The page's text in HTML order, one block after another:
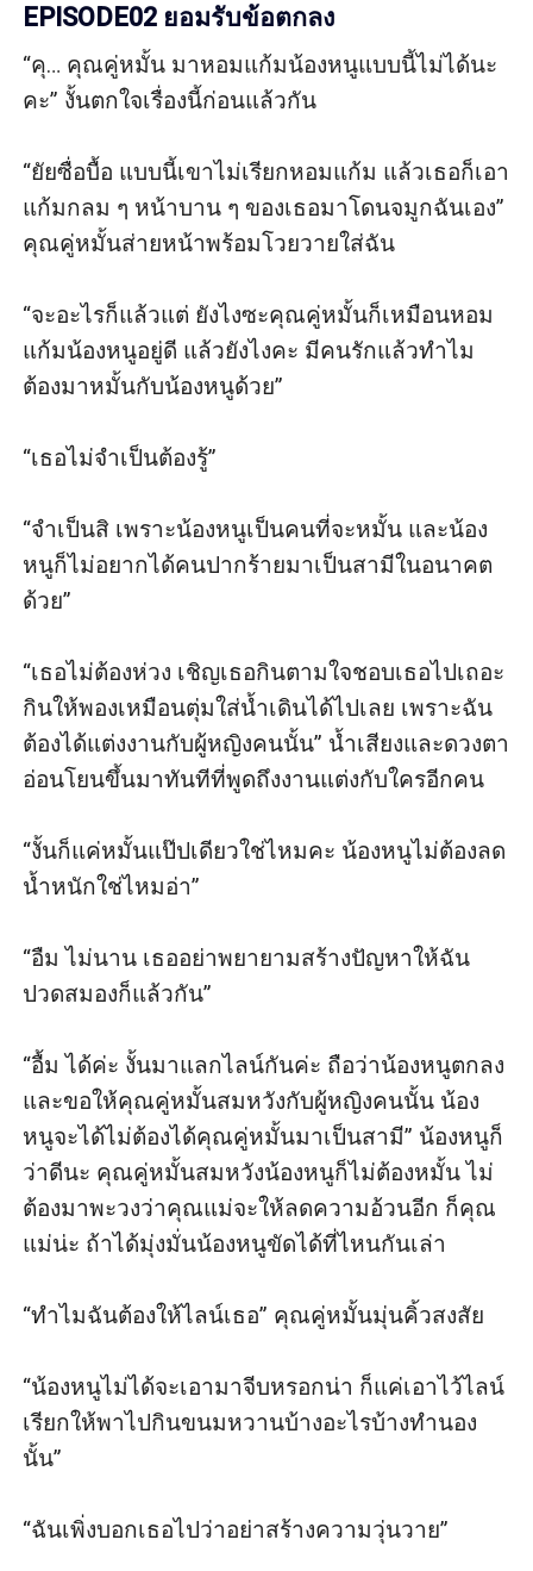
EPISODE02 ยอมรับข้อตกลง
“คุ… คุณคู่หมั้น มาหอมแก้มน้องหนูแบบนี้ไม่ได้นะ
คะ” งั้นตกใจเรื่องนี้ก่อนแล้วกัน
“ยัยซื่อบื้อ แบบนี้เขาไม่เรียกหอมแก้ม แล้วเธอก็เอา
แก้มกลม ๆ หน้าบาน ๆ ของเธอมาโดนจมูกฉันเอง”
คุณคู่หมั้นส่ายหน้าพร้อมโวยวายใส่ฉัน
“จะอะไรก็แล้วแต่ ยังไงซะคุณคู่หมั้นก็เหมือนหอม
แก้มน้องหนูอยู่ดี แล้วยังไงคะ มีคนรักแล้วทำไม
ต้องมาหมั้นกับน้องหนูด้วย”
“เธอไม่จำเป็นต้องรู้”
“จำเป็นสิ เพราะน้องหนูเป็นคนที่จะหมั้น และน้อง
หนูก็ไม่อยากได้คนปากร้ายมาเป็นสามีในอนาคต
ด้วย”
“เธอไม่ต้องห่วง เชิญเธอกินตามใจชอบเธอไปเถอะ
กินให้พองเหมือนตุ่มใส่น้ำเดินได้ไปเลย เพราะฉัน
ต้องได้แต่งงานกับผู้หญิงคนนั้น” น้ำเสียงและดวงตา
อ่อนโยนขึ้นมาทันทีที่พูดถึงงานแต่งกับใครอีกคน
“งั้นก็แค่หมั้นแป๊ปเดียวใช่ไหมคะ น้องหนูไม่ต้องลด
น้ำหนักใช่ไหมอ่า”
“อืม ไม่นาน เธออย่าพยายามสร้างปัญหาให้ฉัน
ปวดสมองก็แล้วกัน”
“อื้ม ได้ค่ะ งั้นมาแลกไลน์กันค่ะ ถือว่าน้องหนูตกลง
และขอให้คุณคู่หมั้นสมหวังกับผู้หญิงคนนั้น น้อง
หนูจะได้ไม่ต้องได้คุณคู่หมั้นมาเป็นสามี” น้องหนูก็
ว่าดีนะ คุณคู่หมั้นสมหวังน้องหนูก็ไม่ต้องหมั้น ไม่
ต้องมาพะวงว่าคุณแม่จะให้ลดความอ้วนอีก ก็คุณ
แม่น่ะ ถ้าได้มุ่งมั่นน้องหนูขัดได้ที่ไหนกันเล่า
“ทำไมฉันต้องให้ไลน์เธอ” คุณคู่หมั้นมุ่นคิ้วสงสัย
“น้องหนูไม่ได้จะเอามาจีบหรอกน่า ก็แค่เอาไว้ไลน์
เรียกให้พาไปกินขนมหวานบ้างอะไรบ้างทำนอง
นั้น”
“ฉันเพิ่งบอกเธอไปว่าอย่าสร้างความวุ่นวาย”